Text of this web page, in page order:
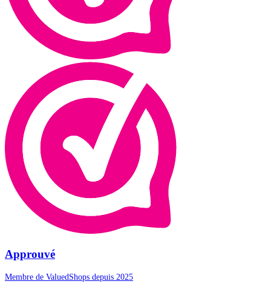
Approuvé
Membre de ValuedShops depuis 2025